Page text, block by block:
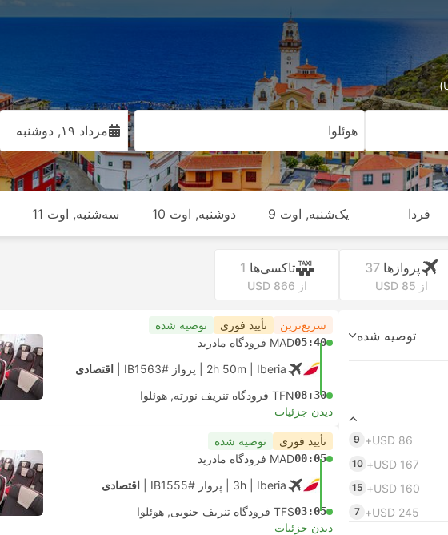
هوئلوا مرداد ۱۹, دوشنبه
فردا یک‌شنبه, اوت 9 دوشنبه, اوت 10 سه‌شنبه, اوت 11
پرواز‌ها 37
از USD 85
تاکسی‌ها 1
از USD 866
توصیه شده
USD 86+
9
USD 167+
10
USD 160+
15
USD 245+
7
سریع‌ترین تأیید فوری توصیه شده
05:40MAD فرودگاه مادرید
2h 50m | Iberia پرواز #IB1563 اقتصادی
08:30TFN فرودگاه تنریف نورته, هوئلوا
دیدن جزئیات
تأیید فوری توصیه شده
00:05MAD فرودگاه مادرید
3h | Iberia پرواز #IB1555 اقتصادی
03:05TFS فرودگاه تنریف جنوبی, هوئلوا
دیدن جزئیات